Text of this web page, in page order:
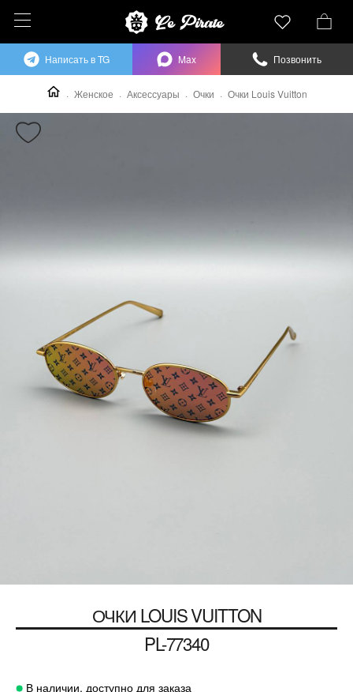
Женское Аксессуары Очки Очки Louis Vuitton
ОЧКИ LOUIS VUITTON
PL-77340
В наличии, доступно для заказа
Написать в TG Max Позвонить